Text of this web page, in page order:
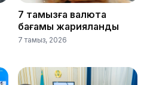
7 тамызға валюта
бағамы жарияланды
7 тамыз, 2026